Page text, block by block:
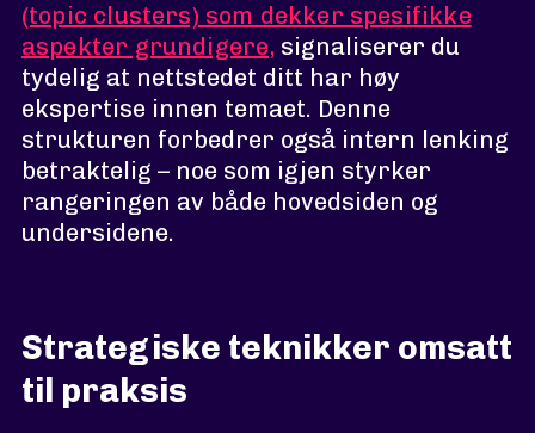
(topic clusters) som dekker spesifikke
aspekter grundigere, signaliserer du
tydelig at nettstedet ditt har høy
ekspertise innen temaet. Denne
strukturen forbedrer også intern lenking
betraktelig – noe som igjen styrker
rangeringen av både hovedsiden og
undersidene.
Strategiske teknikker omsatt
til praksis